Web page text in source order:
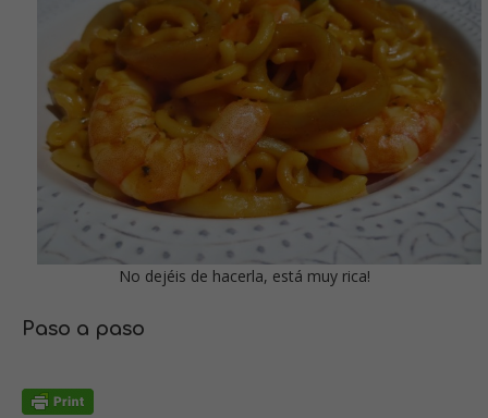
No dejéis de hacerla, está muy rica!
Paso a paso